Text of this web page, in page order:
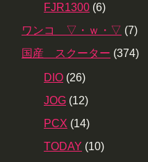
FJR1300 (6)
ワンコ ▽・ｗ・▽ (7)
国産 スクーター (374)
DIO (26)
JOG (12)
PCX (14)
TODAY (10)